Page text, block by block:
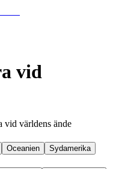
vid
vid världens ände
Oceanien
Sydamerika